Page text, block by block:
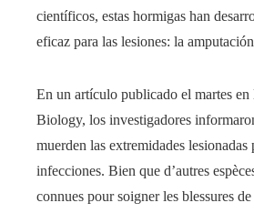
científicos, estas hormigas han
eficaz para las lesiones: la
En un artículo publicado el martes
Biology, los investigadores
muerden las extremidades lesionadas
infecciones. Bien que d’autres
connues pour soigner les blessures